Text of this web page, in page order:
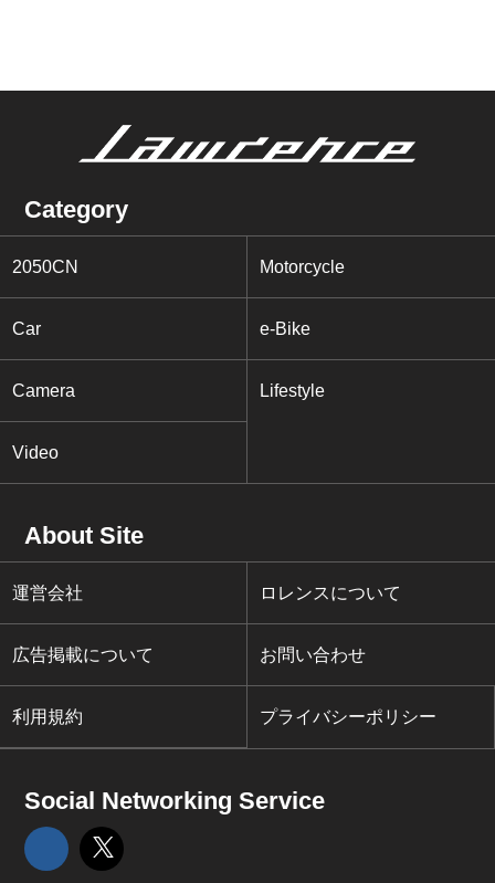
Category
2050CN Motorcycle
Car e-Bike
Camera Lifestyle
Video
About Site
運営会社 ロレンスについて
広告掲載について お問い合わせ
利用規約 プライバシーポリシー
Social Networking Service